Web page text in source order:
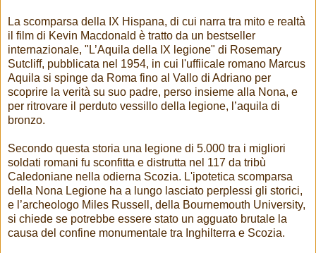
La scomparsa della IX Hispana, di cui narra tra mito e realtà
il film di Kevin Macdonald è tratto da un bestseller
internazionale, "L’Aquila della IX legione" di Rosemary
Sutcliff, pubblicata nel 1954, in cui l'uffiicale romano Marcus
Aquila si spinge da Roma fino al Vallo di Adriano per
scoprire la verità su suo padre, perso insieme alla Nona, e
per ritrovare il perduto vessillo della legione, l’aquila di
bronzo.
Secondo questa storia una legione di 5.000 tra i migliori
soldati romani fu sconfitta e distrutta nel 117 da tribù
Caledoniane nella odierna Scozia. L'ipotetica scomparsa
della Nona Legione ha a lungo lasciato perplessi gli storici,
e l’archeologo Miles Russell, della Bournemouth University,
si chiede se potrebbe essere stato un agguato brutale la
causa del confine monumentale tra Inghilterra e Scozia.